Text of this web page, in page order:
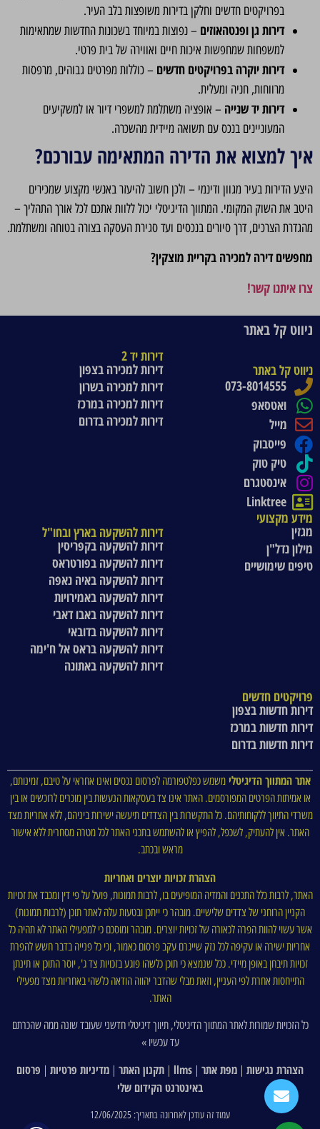
בפרויקטים חדשים וחלקן בדירות משופצות בלב העיר.
דירות גן ופנטהאוזים – נפוצות במיוחד בשכונות החדשות שמתאימות
למשפחות שמחפשות איכות חיים ואווירה של בית פרטי.
דירות יוקרה בפרויקטים חדשים – כוללות מפרטים גבוהים, מרפסות
מרווחות, חניה ומעלית.
דירות יד שנייה – אופציה משתלמת למשפרי דיור או למשקיעים
המעוניינים בנכס עם תשואה מיידית מהשכרה.
איך למצוא את הדירה המתאימה עבורכם?
היצע הדירות בעיר מגוון ודינמי – ולכן חשוב להיעזר באנשי מקצוע שמכירים
היטב את השוק המקומי. המתווך הדיגיטלי יכול ללוות אתכם לכל אורך התהליך –
מהגדרת הצרכים, דרך סיורים בנכסים ועד סגירת העסקה בצורה בטוחה ומשתלמת.
מחפשים דירה למכירה בקריית מוצקין?
צרו איתנו קשר!
ניווט קל באתר
ניווט קל באתר
073-8014555
ואטסאפ
מייל
פייסבוק
טיק טוק
אינסטגרם
Linktree
דירות יד 2
דירות למכירה בצפון
דירות למכירה בשרון
דירות למכירה במרכז
דירות למכירה בדרום
מידע מקצועי
מגזין
מילון נדל"ן
טיפים שימושיים
דירות להשקעה בארץ ובחו"ל
דירות להשקעה בקפריסין
דירות להשקעה בפורטראס
דירות להשקעה באיה נאפה
דירות להשקעה באמירויות
דירות להשקעה באבו דאבי
דירות להשקעה בדובאי
דירות להשקעה בראס אל ח'ימה
דירות להשקעה באתונה
פרויקטים חדשים
דירות חדשות בצפון
דירות חדשות במרכז
דירות חדשות בדרום
אתר המתווך הדיגיטלימשמש כפלטפורמה לפרסום נכסים ואינו אחראי על טיבם, זמינותם,
או אמיתות הפרטים המפורסמים. האתר אינו צד בעסקאות הנעשות בין מוכרים לרוכשים או בין
משרדי התיווך ללקוחותיהם. כל התקשרות בין הצדדים תיעשה ישירות ביניהם, ללא אחריות מצד
האתר. אין להעתיק, לשכפל, להפיץ או להשתמש בתכני האתר לכל מטרה מסחרית ללא אישור
מראש ובכתב.
הצהרת זכויות יוצרים ואחריות
האתר, לרבות כלל התכנים והמדיה המופיעים בו, לרבות תמונות, פועל על פי דין ומכבד את זכויות
הקניין הרוחני של צדדים שלישיים. מובהר כי ייתכן ובטעות עלה לאתר תוכן (לרבות תמונות)
אשר עשוי להוות הפרה לכאורה של זכויות יוצרים. מובהר ומוסכם כי למפעילי האתר לא תהיה כל
אחריות ישירה או עקיפה לכל נזק שייגרם עקב פרסום כאמור, וכי כל פנייה בדבר חשש להפרת
זכויות תיבחן באופן מיידי. ככל שנמצא כי תוכן כלשהו פוגע בזכויות צד ג', יוסר התוכן או תינתן
התייחסות אחרת לפי העניין, וזאת מבלי שהדבר יהווה הודאה כלשהי באחריות מצד מפעילי
האתר.
כל הזכויות שמורות לאתר המתווך הדיגיטלי, תיווך דיגיטלי חדשני שעובד שונה ממה שהכרתם
עד עכשיו »
הצהרת נגישות מפת אתר llms תקנון האתר מדיניות פרטיות
פרסום
באינטרנט הקידום שלי
עמוד זה עודכן לאחרונה בתאריך: 12/06/2025